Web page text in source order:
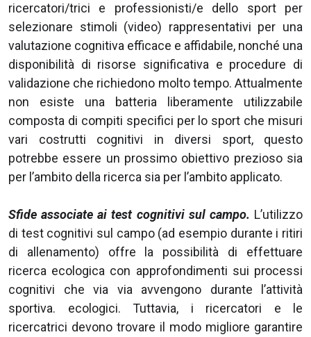
ricercatori/trici e professionisti/e dello sport per
selezionare stimoli (video) rappresentativi per una
valutazione cognitiva efficace e affidabile, nonché una
disponibilità di risorse significativa e procedure di
validazione che richiedono molto tempo. Attualmente
non esiste una batteria liberamente utilizzabile
composta di compiti specifici per lo sport che misuri
vari costrutti cognitivi in diversi sport, questo
potrebbe essere un prossimo obiettivo prezioso sia
per l’ambito della ricerca sia per l’ambito applicato.
Sfide associate ai test cognitivi sul campo. L’utilizzo
di test cognitivi sul campo (ad esempio durante i ritiri
di allenamento) offre la possibilità di effettuare
ricerca ecologica con approfondimenti sui processi
cognitivi che via via avvengono durante l’attività
sportiva. ecologici. Tuttavia, i ricercatori e le
ricercatrici devono trovare il modo migliore garantire